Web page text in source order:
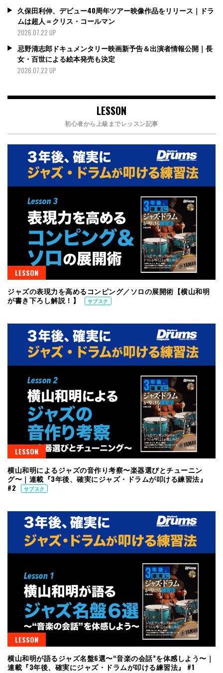
久保田利伸、デビュー40周年ツアー映像作品をリリース｜ドラ
ムは超人＝クリス・コールマン
2026.07.22 UP
忌野清志郎ドキュメンタリー映画新予告＆出演者情報公開｜長
女・百世による絵本発売も決定
2026.07.22 UP
LESSON
初心者から上級までレッスン記事
LESSON
ジャズの表現力を高めるコンピング／ソロの展開術【横山和明
が書き下ろし解説！】
サブスク
LESSON
横山和明によるジャズの音作り考察〜楽器選びとチューニン
グ〜｜連載『3年後、確実にジャズ・ドラムが叩ける練習法』
#2
サブスク
LESSON
横山和明が語るジャズ名盤6選〜“音楽の会話”を体感しよう〜｜
連載『3年後、確実にジャズ・ドラムが叩ける練習法』 #1